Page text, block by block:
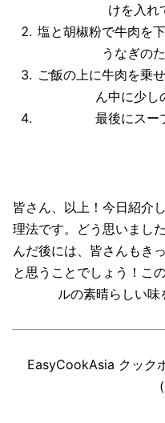
けを入れ
塩と胡椒粉で牛肉を
うなぎの
ご飯の上に牛肉を乗
ん中に少し
最後にスー
皆さん、以上！今日紹介
理法です。どう思いまし
んだ後には、皆さんもき
と思うことでしょう！こ
ルの素晴らしい
EasyCookAsia クック